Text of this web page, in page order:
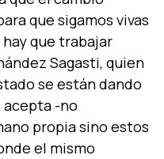
que sigamos vivas
que trabajar
Sagasti, quien
se están dando
acepta -no
propia sino estos
el mismo